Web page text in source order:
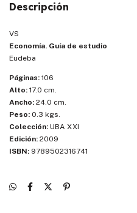
Descripción
VS
Economía. Guía de estudio
Eudeba
Páginas: 106
Alto: 17.0 cm.
Ancho: 24.0 cm.
Peso: 0.3 kgs.
Colección: UBA XXI
Edición: 2009
ISBN: 9789502316741